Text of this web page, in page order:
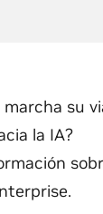
su
la IA?